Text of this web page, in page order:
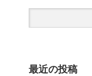
最近の投稿